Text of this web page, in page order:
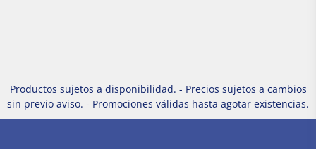
Productos sujetos a disponibilidad. - Precios sujetos a cambios
sin previo aviso. - Promociones válidas hasta agotar existencias.